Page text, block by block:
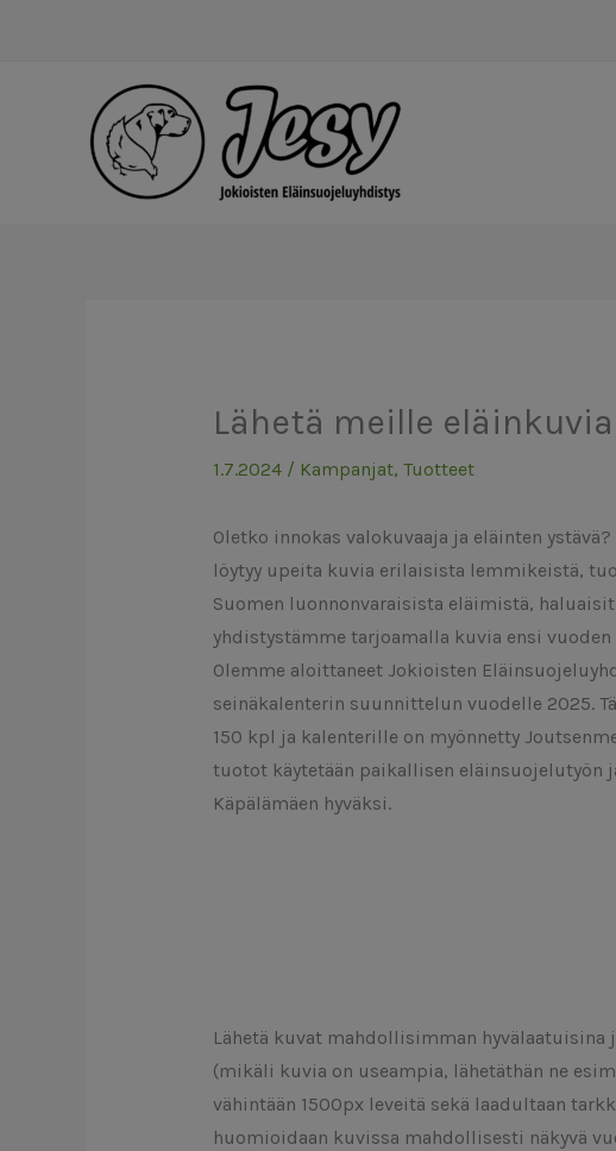
Lähetä meille
1.7.2024 / Kampanjat, Tuotteet
Oletko innokas valokuvaaja ja eläinten
löytyy upeita kuvia erilaisista lemmikeistä,
Suomen luonnonvaraisista eläimistä,
yhdistystämme tarjoamalla kuvia ensi
Olemme aloittaneet Jokioisten
seinäkalenterin suunnittelun vuodelle 2025.
150 kpl ja kalenterille on myönnetty
tuotot käytetään paikallisen eläinsuojelutyön
Käpälämäen hyväksi.
Lähetä kuvat mahdollisimman
(mikäli kuvia on useampia, lähetäthän ne
vähintään 1500px leveitä sekä laadultaan
huomioidaan kuvissa mahdollisesti näkyvä